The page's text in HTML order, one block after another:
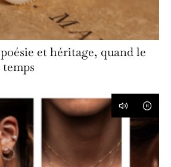
et héritage, quand le